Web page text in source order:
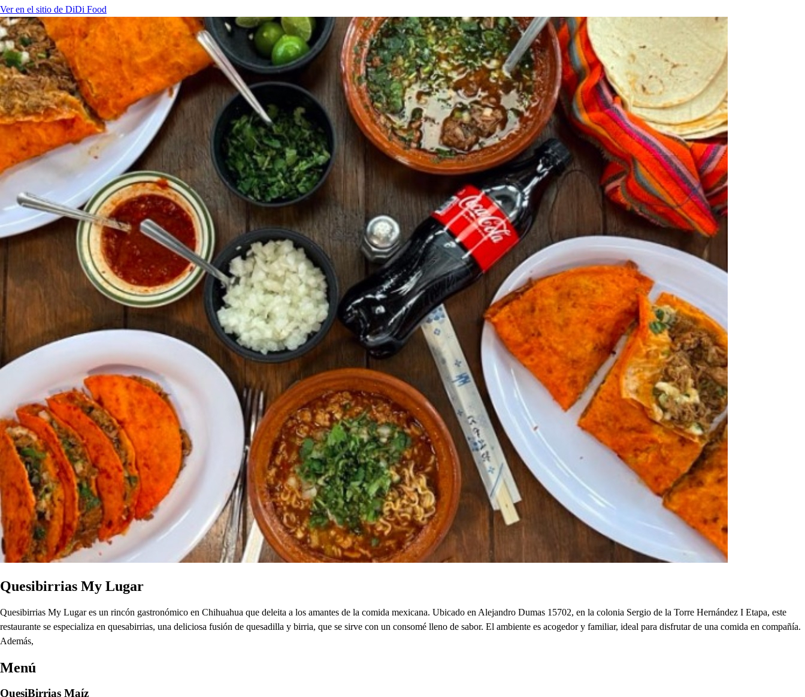
Ver en el sitio de DiDi Food
Quesibirrias My Lugar
Quesibirrias My Lugar es un rincón gastronómico en Chihuahua que deleita a los amantes de la comida mexicana. Ubicado en Alejandro Dumas 15702, en la colonia Sergio de la Torre Hernández I Etapa, este
restaurante se especializa en quesabirrias, una deliciosa fusión de quesadilla y birria, que se sirve con un consomé lleno de sabor. El ambiente es acogedor y familiar, ideal para disfrutar de una comida en compañía.
Además,
Menú
QuesiBirrias Maíz